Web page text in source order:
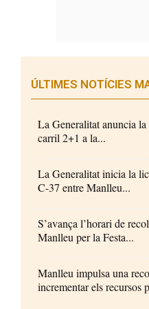
ÚLTIMES NOTÍCIES
La Generalitat anuncia
carril 2+1 a la...
La Generalitat inicia la
C-37 entre Manlleu...
S’avança l’horari de
Manlleu per la Festa...
Manlleu impulsa una
incrementar els recursos